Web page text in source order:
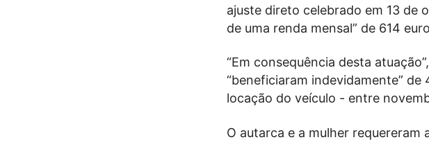
ajuste direto celebrado em 13 de
de uma renda mensal” de 614
“Em consequência desta
“beneficiaram indevidamente”
locação do veículo - entre
O autarca e a mulher